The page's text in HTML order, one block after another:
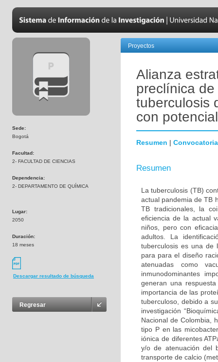
Sede:
Bogotá
Facultad:
2- FACULTAD DE CIENCIAS
Dependencia:
2- DEPARTAMENTO DE QUÍMICA
Lugar:
2050
Duración:
18 meses
Descargar resultado de búsqueda
Regresar
Proyectos
Alianza
preclínica
tuberculosis
con
Resumen | Convocatoria
Resumen
La tuberculosis (TB)
actual pandemia de TB
TB tradicionales, la
eficiencia de la actual
niños, pero con
adultos. La
tuberculosis es una de
para para el diseño
atenuadas como
inmunodominantes
generan una
importancia de las
tuberculoso, debido a
investigación
Nacional de Colombia,
tipo P en las
iónica de diferentes
y/o de atenuación del
transporte de calcio